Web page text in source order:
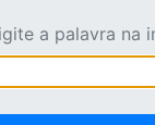
a palavra na